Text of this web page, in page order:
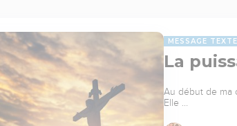
MESSAGE TEXTE
La
Au début de ma
Elle …